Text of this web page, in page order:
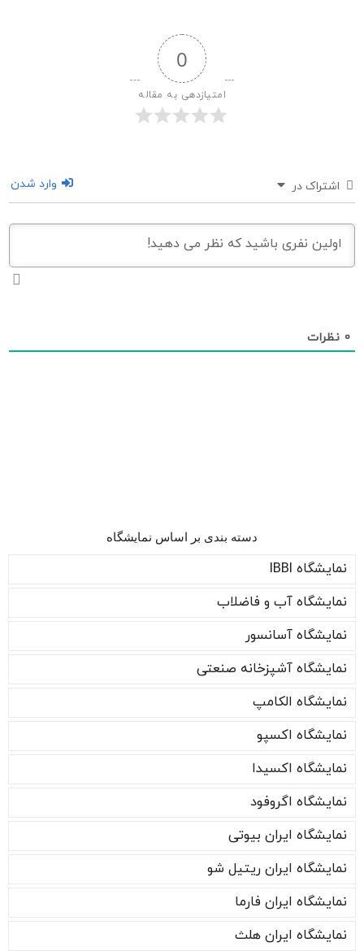
0
امتیازدهی به مقاله
اشتراک در وارد شدن
0 نظرات
دسته بندی بر اساس نمایشگاه
نمایشگاه IBBI
نمایشگاه آب و فاضلاب
نمایشگاه آسانسور
نمایشگاه آشپزخانه صنعتی
نمایشگاه الکامپ
نمایشگاه اکسپو
نمایشگاه اکسیدا
نمایشگاه اگروفود
نمایشگاه ایران بیوتی
نمایشگاه ایران ریتیل شو
نمایشگاه ایران فارما
نمایشگاه ایران هلث